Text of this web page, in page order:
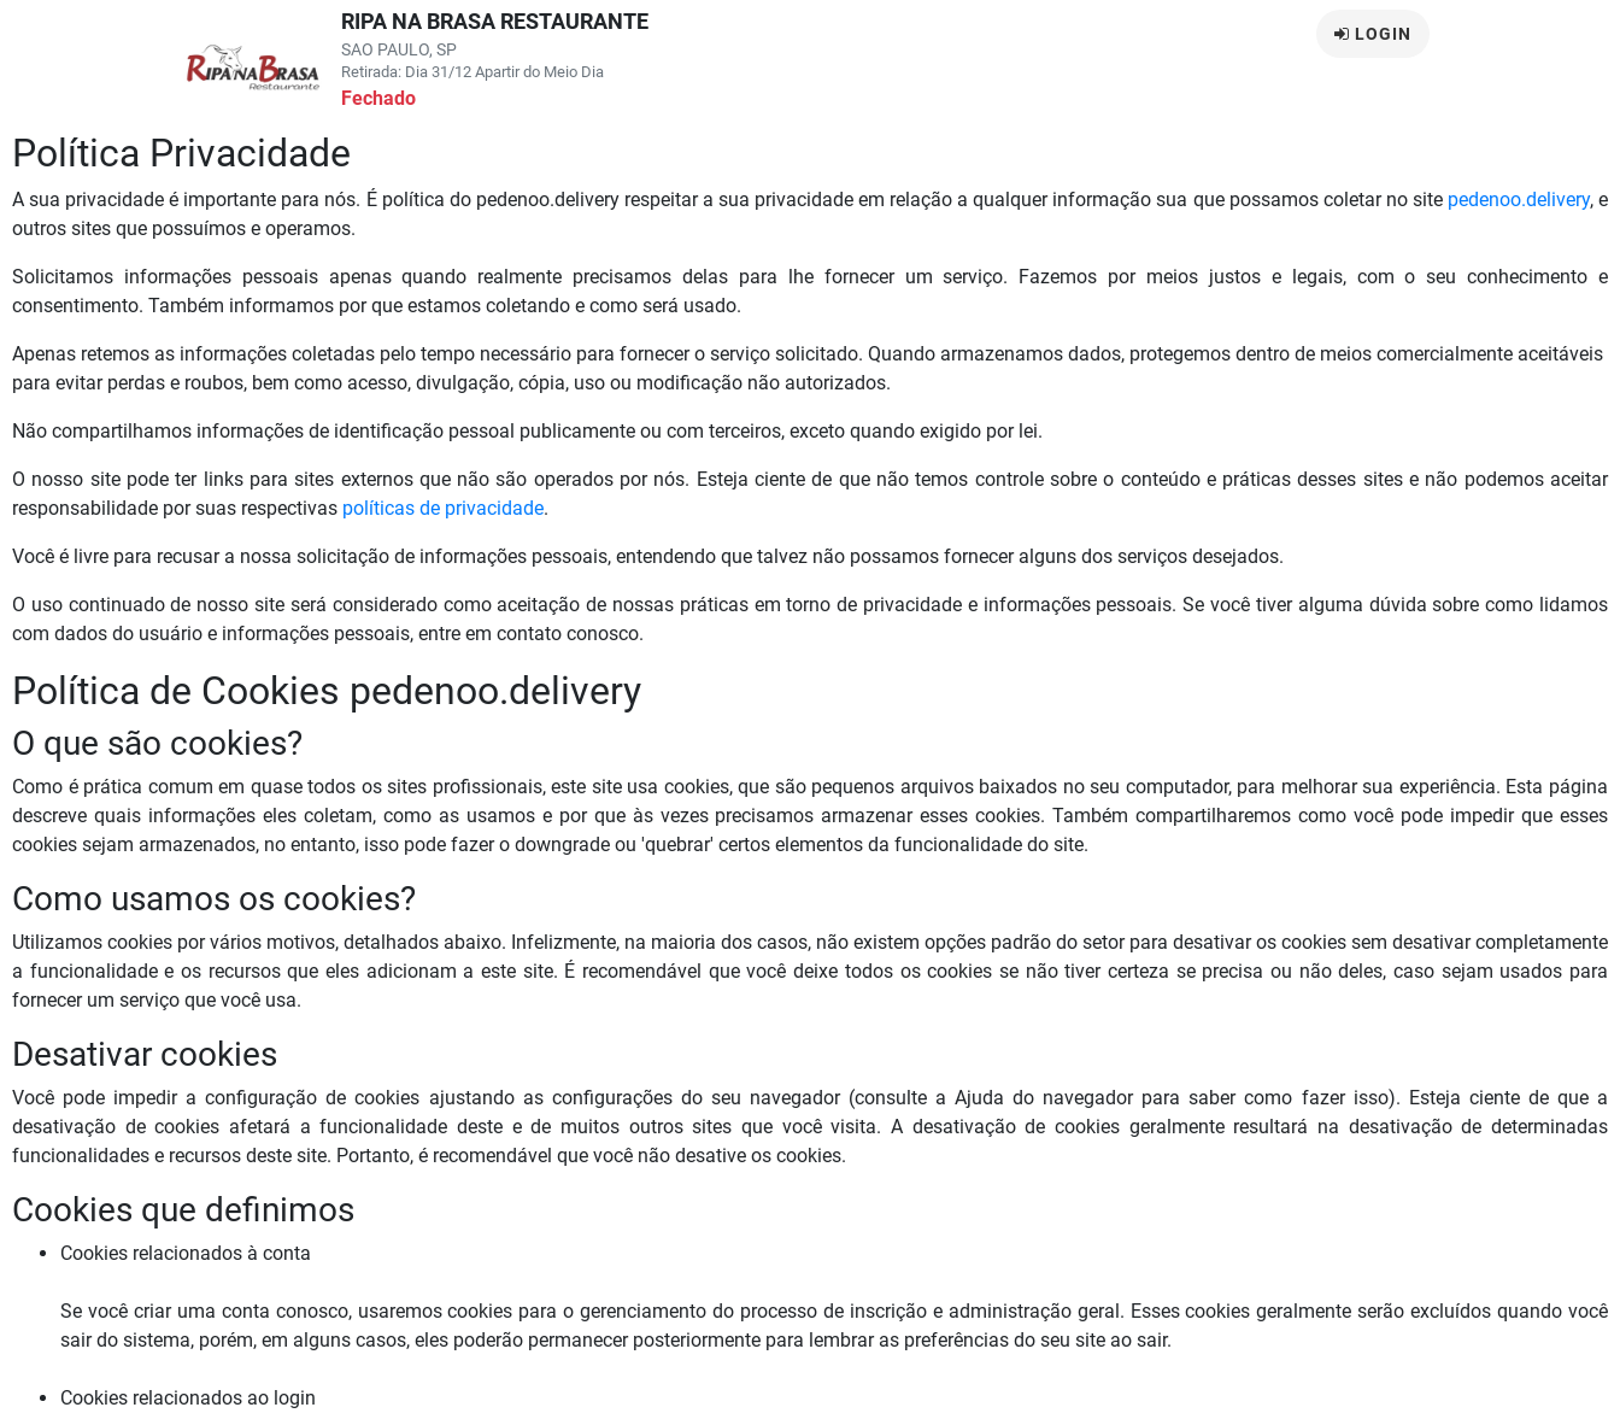
RIPA NA BRASA RESTAURANTE
SAO PAULO, SP
Retirada: Dia 31/12 Apartir do Meio Dia
Fechado
LOGIN
Política Privacidade
A sua privacidade é importante para nós. É política do pedenoo.delivery respeitar a sua privacidade em relação a qualquer informação sua que possamos coletar no site pedenoo.delivery, e
outros sites que possuímos e operamos.
Solicitamos informações pessoais apenas quando realmente precisamos delas para lhe fornecer um serviço. Fazemos por meios justos e legais, com o seu conhecimento e
consentimento. Também informamos por que estamos coletando e como será usado.
Apenas retemos as informações coletadas pelo tempo necessário para fornecer o serviço solicitado. Quando armazenamos dados, protegemos dentro de meios comercialmente aceitáveis ​​
para evitar perdas e roubos, bem como acesso, divulgação, cópia, uso ou modificação não autorizados.
Não compartilhamos informações de identificação pessoal publicamente ou com terceiros, exceto quando exigido por lei.
O nosso site pode ter links para sites externos que não são operados por nós. Esteja ciente de que não temos controle sobre o conteúdo e práticas desses sites e não podemos aceitar
responsabilidade por suas respectivas políticas de privacidade.
Você é livre para recusar a nossa solicitação de informações pessoais, entendendo que talvez não possamos fornecer alguns dos serviços desejados.
O uso continuado de nosso site será considerado como aceitação de nossas práticas em torno de privacidade e informações pessoais. Se você tiver alguma dúvida sobre como lidamos
com dados do usuário e informações pessoais, entre em contato conosco.
Política de Cookies pedenoo.delivery
O que são cookies?
Como é prática comum em quase todos os sites profissionais, este site usa cookies, que são pequenos arquivos baixados no seu computador, para melhorar sua experiência. Esta página
descreve quais informações eles coletam, como as usamos e por que às vezes precisamos armazenar esses cookies. Também compartilharemos como você pode impedir que esses
cookies sejam armazenados, no entanto, isso pode fazer o downgrade ou 'quebrar' certos elementos da funcionalidade do site.
Como usamos os cookies?
Utilizamos cookies por vários motivos, detalhados abaixo. Infelizmente, na maioria dos casos, não existem opções padrão do setor para desativar os cookies sem desativar completamente
a funcionalidade e os recursos que eles adicionam a este site. É recomendável que você deixe todos os cookies se não tiver certeza se precisa ou não deles, caso sejam usados ​​para
fornecer um serviço que você usa.
Desativar cookies
Você pode impedir a configuração de cookies ajustando as configurações do seu navegador (consulte a Ajuda do navegador para saber como fazer isso). Esteja ciente de que a
desativação de cookies afetará a funcionalidade deste e de muitos outros sites que você visita. A desativação de cookies geralmente resultará na desativação de determinadas
funcionalidades e recursos deste site. Portanto, é recomendável que você não desative os cookies.
Cookies que definimos
Cookies relacionados à conta
Se você criar uma conta conosco, usaremos cookies para o gerenciamento do processo de inscrição e administração geral. Esses cookies geralmente serão excluídos quando você
sair do sistema, porém, em alguns casos, eles poderão permanecer posteriormente para lembrar as preferências do seu site ao sair.
Cookies relacionados ao login